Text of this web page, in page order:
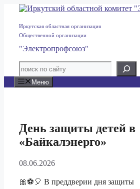
Перейти
содержимому
Иркутская областная организация
Общественной организации
"Электропрофсоюз"
Меню
День защиты детей в
«Байкалэнерго»
08.06.2026
🎀⚽🎈 В преддверии дня защиты